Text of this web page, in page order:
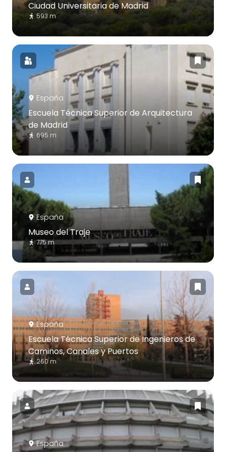
Ciudad Universitaria de Madrid
593 m
España
Escuela Técnica Superior de Arquitectura
de Madrid
695 m
España
Museo del Traje
775 m
España
Escuela Técnica Superior de Ingenieros de
Caminos, Canales y Puertos
260 m
España